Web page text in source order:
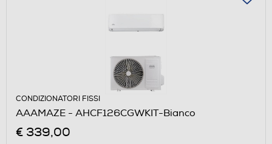
CONDIZIONATORI FISSI
AAAMAZE - AHCF126CGWKIT-Bianco
€ 339,00